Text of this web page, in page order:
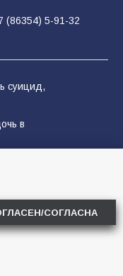
почему
— это
(86354) 5-91-32
суицид,
в
костромичи
город)
надзору в сфере
коммуникаций
СОГЛАСНА